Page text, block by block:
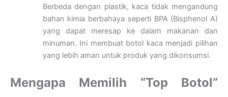
Berbeda dengan plastik, kaca tidak mengandung
bahan kimia berbahaya seperti BPA (Bisphenol A)
yang dapat meresap ke dalam makanan dan
minuman. Ini membuat botol kaca menjadi pilihan
yang lebih aman untuk produk yang dikonsumsi.
Mengapa Memilih “Top Botol”